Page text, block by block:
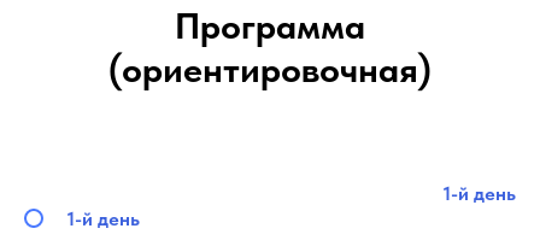
Программа
(ориентировочная)
1-й день
1-й день